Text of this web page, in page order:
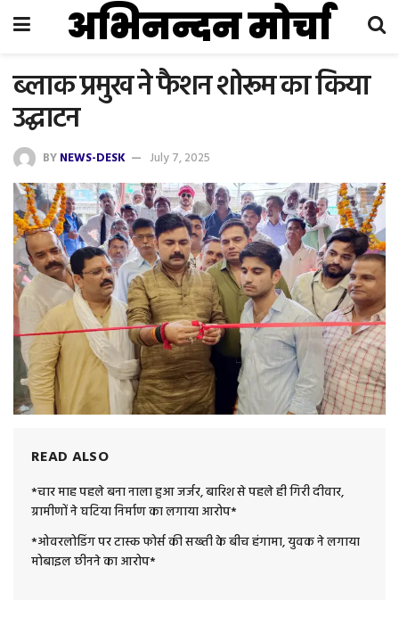
अभिनन्दन मोर्चा
ब्लाक प्रमुख ने फैशन शोरूम का किया
उद्घाटन
BYNEWS-DESK July 7, 2025
READ ALSO
*चार माह पहले बना नाला हुआ जर्जर, बारिश से पहले ही गिरी दीवार,
ग्रामीणों ने घटिया निर्माण का लगाया आरोप*
*ओवरलोडिंग पर टास्क फोर्स की सख्ती के बीच हंगामा, युवक ने लगाया
मोबाइल छीनने का आरोप*